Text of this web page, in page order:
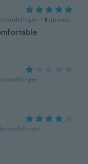
· 1 uploads
beoordelingen